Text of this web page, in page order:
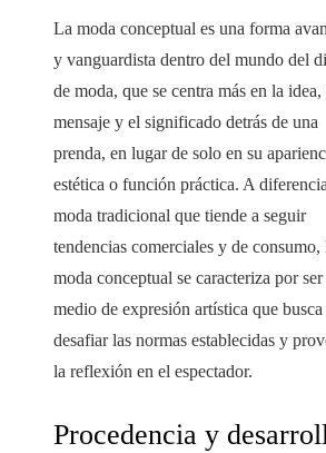
La moda conceptual es una forma
y vanguardista dentro del mundo del
de moda, que se centra más en la idea,
mensaje y el significado detrás de una
prenda, en lugar de solo en su
estética o función práctica. A
moda tradicional que tiende a seguir
tendencias comerciales y de consumo,
moda conceptual se caracteriza por ser
medio de expresión artística que busca
desafiar las normas establecidas y
la reflexión en el espectador.
Procedencia y